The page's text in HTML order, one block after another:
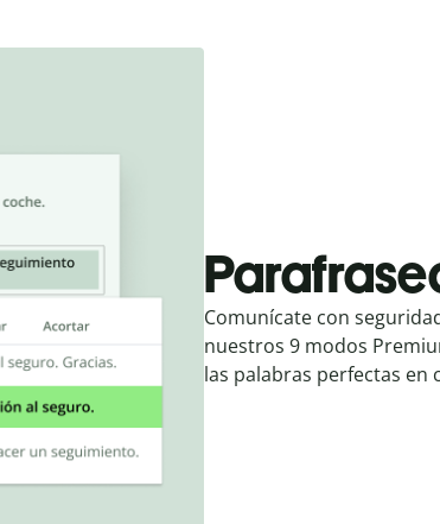
Comunícate con
nuestros 9 modos
las palabras perfectas en